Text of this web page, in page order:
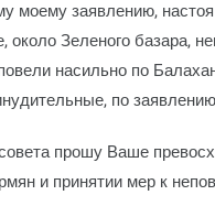
моему заявлению,
около Зеленого базара,
насильно по
по
прошу Ваше
и принятии мер к